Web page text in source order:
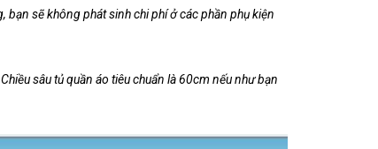
sẽ không phát sinh chi phí ở các phần phụ kiện
sâu tủ quần áo tiêu chuẩn là 60cm nếu như bạn